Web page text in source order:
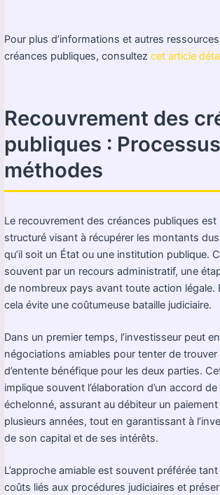
Pour plus d’informations et autres
créances publiques, consultez cet article
Recouvrement des
publiques :
méthodes
Le recouvrement des créances publiques
structuré visant à récupérer les montants
qu’il soit un État ou une institution publique.
souvent par un recours administratif, une
de nombreux pays avant toute action légale.
cela évite une coûtumeuse bataille judiciaire.
Dans un premier temps, l’investisseur peut
négociations amiables pour tenter de trouver
d’entente bénéfique pour les deux parties.
implique souvent l’élaboration d’un accord
échelonné, assurant au débiteur un
plusieurs années, tout en garantissant à
de son capital et de ses intérêts.
L’approche amiable est souvent préférée
coûts liés aux procédures judiciaires et